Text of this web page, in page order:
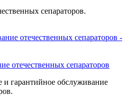
сепараторов.
отечественных сепараторов
и гарантийное обслуживание